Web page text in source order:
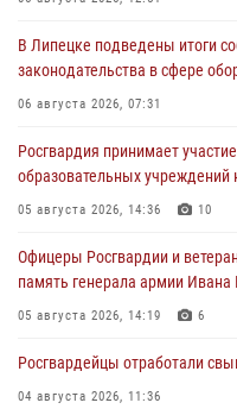
В Липецке подведены итоги
законодательства в сфере
06 августа 2026, 07:31
Росгвардия принимает
образовательных учреждений
05 августа 2026, 14:36 10
Офицеры Росгвардии и
память генерала армии
05 августа 2026, 14:19 6
Росгвардейцы отработали
04 августа 2026, 11:36